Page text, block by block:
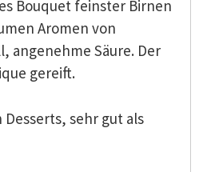
Bouquet feinster Birnen
Aromen von
angenehme Säure. Der
gereift.
Desserts, sehr gut als